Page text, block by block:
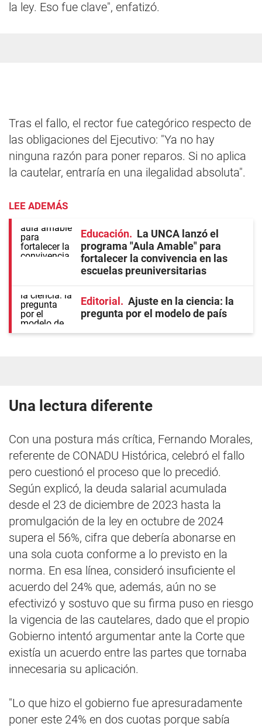
la ley. Eso fue clave", enfatizó.
Tras el fallo, el rector fue categórico respecto de
las obligaciones del Ejecutivo: "Ya no hay
ninguna razón para poner reparos. Si no aplica
la cautelar, entraría en una ilegalidad absoluta".
LEE ADEMÁS
Educación
La UNCA lanzó el
programa "Aula Amable" para
fortalecer la convivencia en las
escuelas preuniversitarias
Editorial
Ajuste en la ciencia: la
pregunta por el modelo de país
Una lectura diferente
Con una postura más crítica, Fernando Morales,
referente de CONADU Histórica, celebró el fallo
pero cuestionó el proceso que lo precedió.
Según explicó, la deuda salarial acumulada
desde el 23 de diciembre de 2023 hasta la
promulgación de la ley en octubre de 2024
supera el 56%, cifra que debería abonarse en
una sola cuota conforme a lo previsto en la
norma. En esa línea, consideró insuficiente el
acuerdo del 24% que, además, aún no se
efectivizó y sostuvo que su firma puso en riesgo
la vigencia de las cautelares, dado que el propio
Gobierno intentó argumentar ante la Corte que
existía un acuerdo entre las partes que tornaba
innecesaria su aplicación.
"Lo que hizo el gobierno fue apresuradamente
poner este 24% en dos cuotas porque sabía